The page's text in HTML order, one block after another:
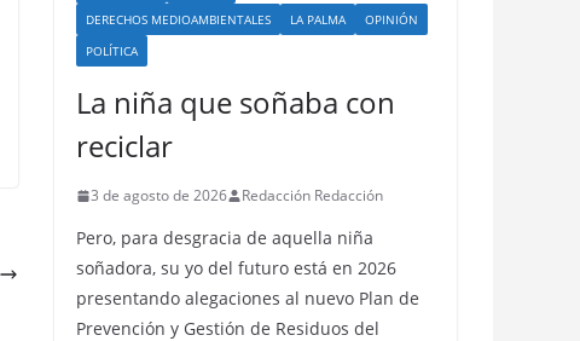
DERECHOS MEDIOAMBIENTALES
LA PALMA
OPINIÓN
POLÍTICA
La niña que soñaba con
reciclar
3 de agosto de 2026 Redacción Redacción
Pero, para desgracia de aquella niña
soñadora, su yo del futuro está en 2026
presentando alegaciones al nuevo Plan de
Prevención y Gestión de Residuos del